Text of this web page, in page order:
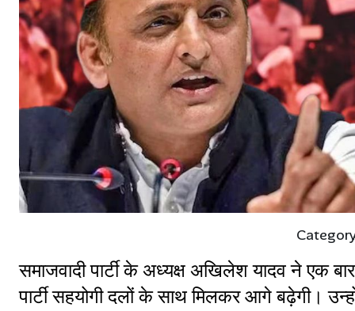
समाजवादी पार्टी के अध्यक्ष अखिलेश यादव ने एक
पार्टी सहयोगी दलों के साथ मिलकर आगे बढ़ेगी।